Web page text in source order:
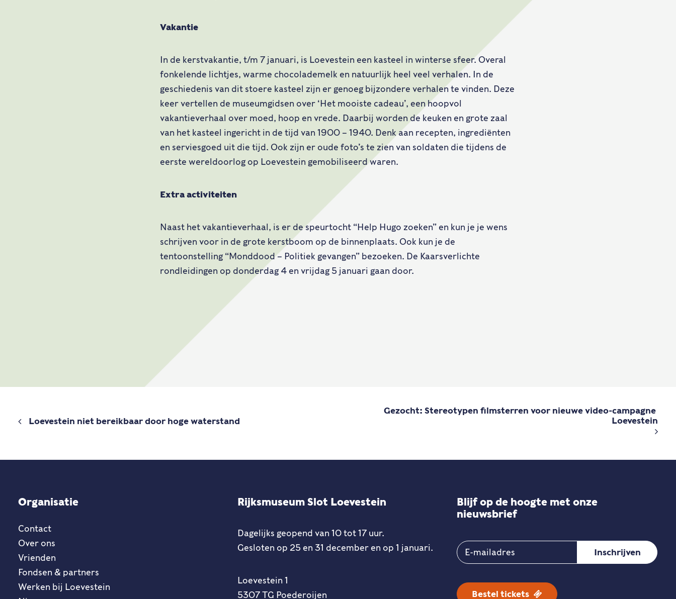
Vakantie
In de kerstvakantie, t/m 7 januari, is Loevestein een kasteel in winterse sfeer. Overal
fonkelende lichtjes, warme chocolademelk en natuurlijk heel veel verhalen. In de
geschiedenis van dit stoere kasteel zijn er genoeg bijzondere verhalen te vinden. Deze
keer vertellen de museumgidsen over ‘Het mooiste cadeau’, een hoopvol
vakantieverhaal over moed, hoop en vrede. Daarbij worden de keuken en grote zaal
van het kasteel ingericht in de tijd van 1900 – 1940. Denk aan recepten, ingrediënten
en serviesgoed uit die tijd. Ook zijn er oude foto’s te zien van soldaten die tijdens de
eerste wereldoorlog op Loevestein gemobiliseerd waren.
Extra activiteiten
Naast het vakantieverhaal, is er de speurtocht “Help Hugo zoeken” en kun je je wens
schrijven voor in de grote kerstboom op de binnenplaats. Ook kun je de
tentoonstelling “Monddood – Politiek gevangen” bezoeken. De Kaarsverlichte
rondleidingen op donderdag 4 en vrijdag 5 januari gaan door.
Loevestein niet bereikbaar door hoge waterstand
Gezocht: Stereotypen filmsterren voor nieuwe video-campagne
Loevestein
Organisatie
Contact
Over ons
Vrienden
Fondsen & partners
Werken bij Loevestein
Rijksmuseum Slot Loevestein
Dagelijks geopend van 10 tot 17 uur.
Gesloten op 25 en 31 december en op 1 januari.
Loevestein 1
5307 TG Poederoijen
Blijf op de hoogte met onze
nieuwsbrief
Bestel tickets